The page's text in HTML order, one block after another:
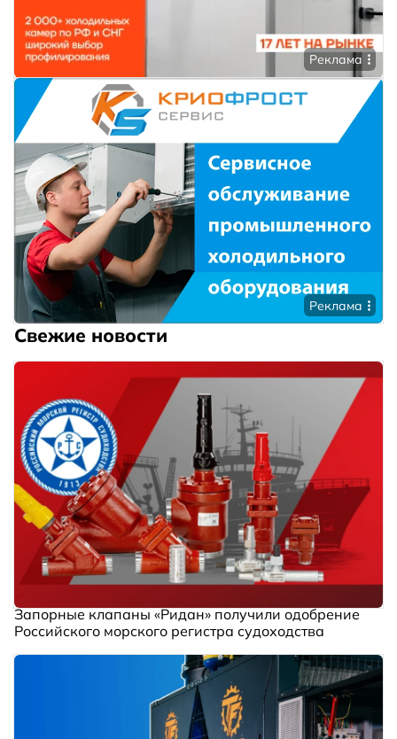
Реклама
Реклама
Свежие новости
Запорные клапаны «Ридан» получили одобрение
Российского морского регистра судоходства